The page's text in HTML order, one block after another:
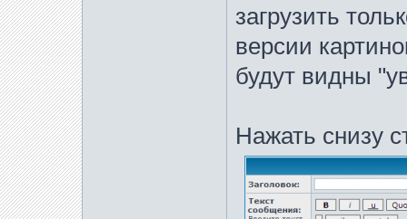
загрузить
версии
будут видны
Нажать снизу